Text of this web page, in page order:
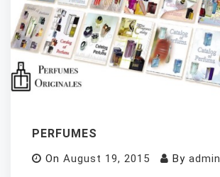
PERFUMES
On August 19, 2015 By admin